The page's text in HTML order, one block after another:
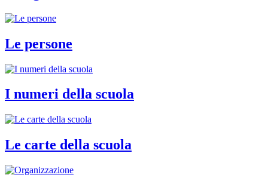
Le persone
I numeri della scuola
Le carte della scuola